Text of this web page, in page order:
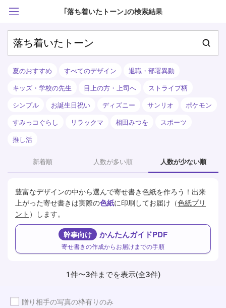
｢落ち着いたトーン｣の検索結果
夏のおすすめ すべてのデザイン
退職・部署異動
キッズ・学校の先生
目上の方・上司へ
ストライプ柄
シンプル
お誕生日祝い ディズニー サンリオ
ポケモン
すみっコぐらし
リラックマ 相田みつを
スポーツ
推し活
新着順 人数が多い順 人数が少ない順
豊富なデザインの中から選んで寄せ書き色紙を作ろう！ 出来
上がった寄せ書きは実際の色紙に印刷してお届け（色紙プリ
ント ）します。
幹事向け かんたんガイドPDF
寄せ書きの作成からお届けまでの手順
1件〜3件までを表示(全3件)
贈り相手の写真の枠有りのみ